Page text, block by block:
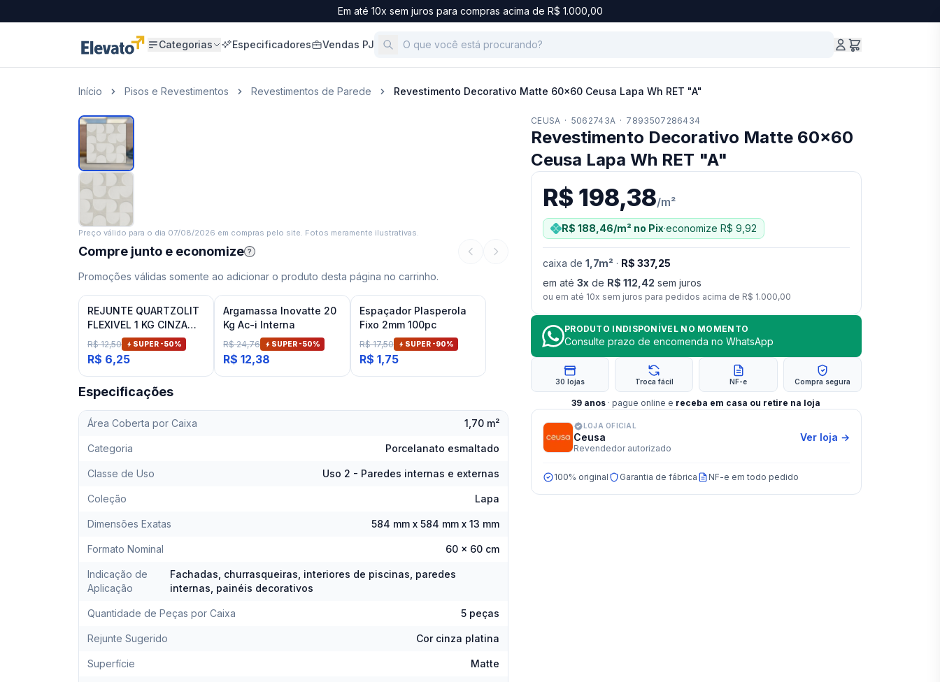
Em até 10x sem juros para compras acima de R$ 1.000,00
Categorias Especificadores Vendas PJ
Início Pisos e Revestimentos Revestimentos de Parede Revestimento Decorativo Matte 60x60 Ceusa Lapa Wh RET "A"
Preço válido para o dia 07/08/2026 em compras pelo site. Fotos meramente ilustrativas.
Compre junto e economize ?
Promoções válidas somente ao adicionar o produto desta página no carrinho.
REJUNTE QUARTZOLIT
FLEXIVEL 1 KG CINZA
ARTICO
R$ 12,50 SUPER -50%
R$ 6,25
Argamassa Inovatte 20
Kg Ac-i Interna
R$ 24,76 SUPER -50%
R$ 12,38
Espaçador Plasperola
Fixo 2mm 100pc
R$ 17,50 SUPER -90%
R$ 1,75
Especificações
Área Coberta por Caixa 1,70 m²
Categoria Porcelanato esmaltado
Classe de Uso Uso 2 - Paredes internas e externas
Coleção Lapa
Dimensões Exatas 584 mm x 584 mm x 13 mm
Formato Nominal 60 x 60 cm
Indicação de
Aplicação
Fachadas, churrasqueiras, interiores de piscinas, paredes
internas, painéis decorativos
Quantidade de Peças por Caixa 5 peças
Rejunte Sugerido Cor cinza platina
Superfície Matte
CEUSA · 5062743A · 7893507286434
Revestimento Decorativo Matte 60x60
Ceusa Lapa Wh RET "A"
R$ 198,38/m²
R$ 188,46/m² no Pix·economize R$ 9,92
caixa de 1,7m² · R$ 337,25
em até 3x de R$ 112,42 sem juros
ou em até 10x sem juros para pedidos acima de R$ 1.000,00
PRODUTO INDISPONÍVEL NO MOMENTO
Consulte prazo de encomenda no WhatsApp
30 lojas Troca fácil NF-e Compra segura
39 anos · pague online e receba em casa ou retire na loja
LOJA OFICIAL
Ceusa
Revendedor autorizado
Ver loja →
100% original Garantia de fábrica NF-e em todo pedido